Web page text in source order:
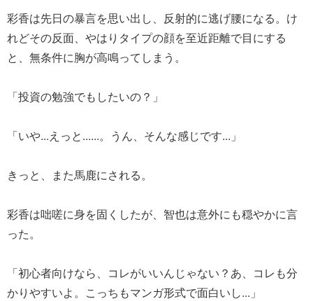
彩香は先日の暴言を思い出し、反射的に逃げ腰になる。け
れどその反面、やはりタイプの顔を至近距離で目にする
と、無条件に胸が高鳴ってしまう。
「投資の勉強でもしたいの？」
「いや...えっと......。うん、そんな感じです...」
きっと、また馬鹿にされる。
彩香は咄嗟に身を固くしたが、智也は意外にも穏やかに言
った。
「初心者向けなら、コレがいいんじゃない？あ、コレも分
かりやすいよ。こっちもマンガ形式で面白いし...」